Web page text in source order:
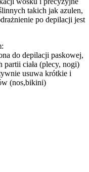
takich jak azulen,
po depilacji jest
do depilacji paskowej,
partii ciała (plecy, nogi)
usuwa krótkie i
(nos,bikini)